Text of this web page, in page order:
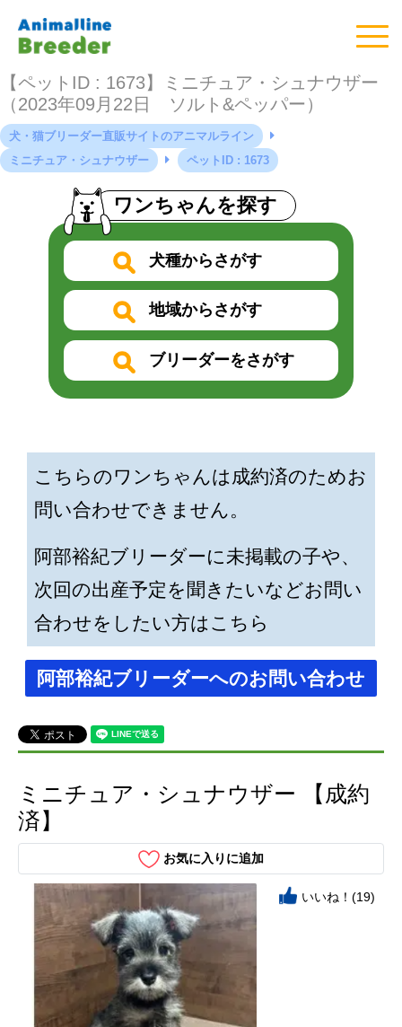
【ペットID : 1673】ミニチュア・シュナウザー
（2023年09月22日 ソルト&ペッパー）
犬・猫ブリーダー直販サイトのアニマルライン
ミニチュア・シュナウザー
ペットID : 1673
ワンちゃんを探す
犬種からさがす
地域からさがす
ブリーダーをさがす
こちらのワンちゃんは成約済のためお
問い合わせできません。
阿部裕紀ブリーダーに未掲載の子や、
次回の出産予定を聞きたいなどお問い
合わせをしたい方はこちら
阿部裕紀ブリーダーへのお問い合わせ
ミニチュア・シュナウザー 【成約
済】
お気に入りに追加
いいね！(19)